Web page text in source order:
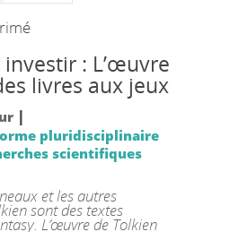
: L’œuvre
livres aux jeux
|
pluridisciplinaire
scientifiques
et les autres
sont des textes
L’œuvre de Tolkien